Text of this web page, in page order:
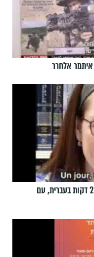
אלחרר
מה ט"ו בשבט אומר לנו, כאן ועכשיו? | 2 דקות בעברית, עם